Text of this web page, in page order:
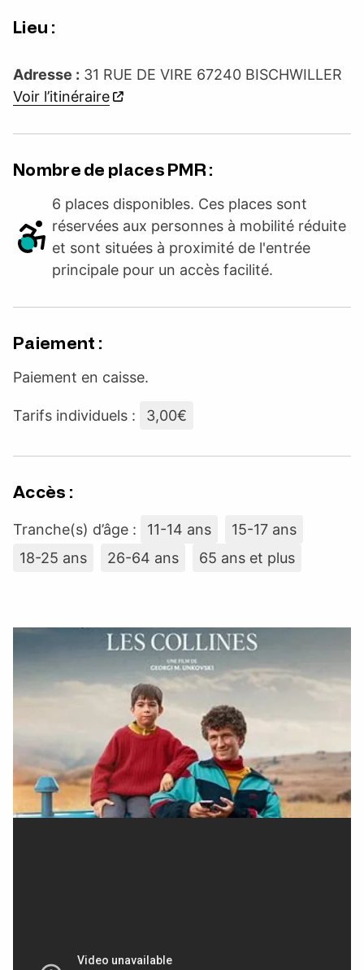
Lieu :
Adresse : 31 RUE DE VIRE 67240 BISCHWILLER
Voir l’itinéraire
Nombre de places PMR :
6 places disponibles. Ces places sont
réservées aux personnes à mobilité réduite
et sont situées à proximité de l'entrée
principale pour un accès facilité.
Paiement :
Paiement en caisse.
Tarifs individuels : 3,00€
Accès :
Tranche(s) d’âge : 11-14 ans
15-17 ans
18-25 ans
26-64 ans 65 ans et plus